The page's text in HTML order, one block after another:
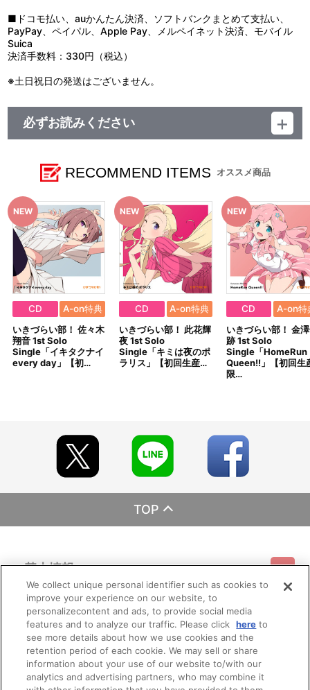
■ドコモ払い、auかんたん決済、ソフトバンクまとめて支払い、
PayPay、ペイパル、Apple Pay、メルペイネット決済、モバイル
Suica
決済手数料：330円（税込）
※土日祝日の発送はございません。
必ずお読みください
販売元 (株)バンダイナムコフィルムワークス
RECOMMEND ITEMS オススメ商品
CD
A-on特典
いきづらい部！ 佐々木
翔音 1st Solo
Single「イキタクナイ
every day」【初…
CD
A-on特典
いきづらい部！ 此花輝
夜 1st Solo
Single「キミは夜のポ
ラリス」【初回生産…
CD
A-on特
いきづらい部！ 金
跡 1st Solo
Single「HomeRun
Queen!!」【初回生
限…
TOP
基本情報
利用規約 特定商取引法に基づく表示 プライバシーポリシー
プライバシーオプション 会社概要
ご利用情報
ご利用ガイド サイトマップ お問い合わせ
Do Not Sell or Share My Personal Information
会員メニュー
ログイン 会員規約 新規会員登録
その他のご案内
We collect unique personal identifier such as cookies to
improve your experience on our website, to
personalizecontent and ads, to provide social media
features and to analyze our traffic. Please click here to
see more details about how we use cookies and the
retention period of each cookie. We may sell or share
information about your use of our website to/with our
analytics and advertising partners, who may combine it